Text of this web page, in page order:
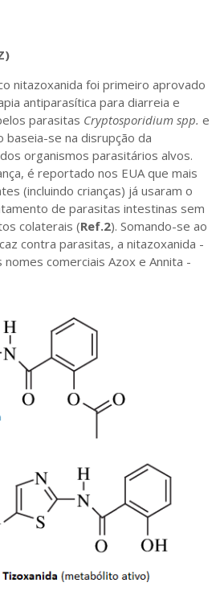
foi primeiro aprovado
antiparasítica para diarreia e
parasitas Cryptosporidium spp. e
baseia-se na disrupção da
organismos parasitários alvos.
é reportado nos EUA que mais
(incluindo crianças) já usaram o
de parasitas intestinas sem
colaterais (Ref.2). Somando-se ao
contra parasitas, a nitazoxanida -
comerciais Azox e Annita -